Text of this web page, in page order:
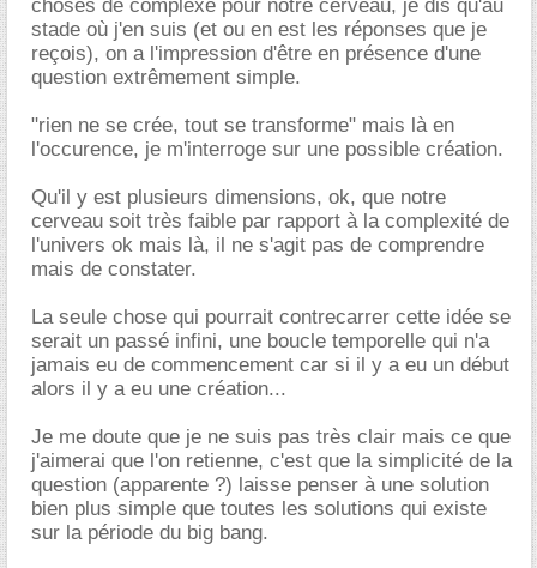
choses de complexe pour notre cerveau, je dis qu'au
stade où j'en suis (et ou en est les réponses que je
reçois), on a l'impression d'être en présence d'une
question extrêmement simple.
"rien ne se crée, tout se transforme" mais là en
l'occurence, je m'interroge sur une possible création.
Qu'il y est plusieurs dimensions, ok, que notre
cerveau soit très faible par rapport à la complexité de
l'univers ok mais là, il ne s'agit pas de comprendre
mais de constater.
La seule chose qui pourrait contrecarrer cette idée se
serait un passé infini, une boucle temporelle qui n'a
jamais eu de commencement car si il y a eu un début
alors il y a eu une création...
Je me doute que je ne suis pas très clair mais ce que
j'aimerai que l'on retienne, c'est que la simplicité de la
question (apparente ?) laisse penser à une solution
bien plus simple que toutes les solutions qui existe
sur la période du big bang.